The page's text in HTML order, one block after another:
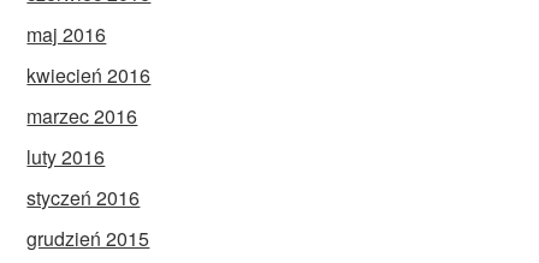
maj 2016
kwiecień 2016
marzec 2016
luty 2016
styczeń 2016
grudzień 2015